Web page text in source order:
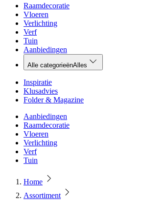
Raamdecoratie
Vloeren
Verlichting
Verf
Tuin
Aanbiedingen
Alle categorieënAlles
Inspiratie
Klusadvies
Folder & Magazine
Aanbiedingen
Raamdecoratie
Vloeren
Verlichting
Verf
Tuin
Home
Assortiment